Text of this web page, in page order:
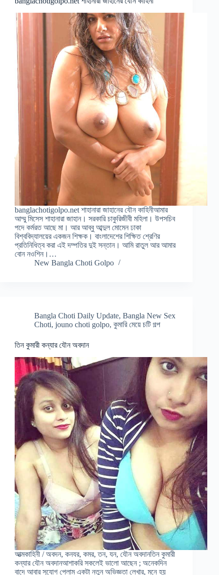
banglachotigolpo.net শাহানারা জাহানের যৌন কাহিনীআমার
আম্মু মিসেস শাহানারা জাহান। সরকারি চাকুরিজীবী মহিলা। উপসচিব
পদে কর্মরত আছে মা। আর আব্বু আব্দুল মোমেন ঢাকা
বিশ্ববিদ্যালয়ের একজন শিক্ষক। বাংলাদেশের শিক্ষিত শ্রেণির
প্রতিনিধিত্ব করা এই দম্পতির দুই সন্তান। আমি রাতুল আর আমার
বোন নওশিন।…
New Bangla Choti Golpo
Bangla Choti Daily Update, Bangla New Sex
Choti, jouno choti golpo, কুমারি মেয়ে চটি গল্প
তিন কুমারী কন্যার যৌন অবদান
আত্মকাহিনী / অবদন, কনযর, কমর, তন, যন, যৌন অবদানতিন কুমারী
কন্যার যৌন অবদানআশাকরি সকলেই ভালো আছেন ; অনেকদিন
বাদে আবার সুযোগ পেলাম একটা নতুন অভিজ্ঞতা লেখার, মনে হয়